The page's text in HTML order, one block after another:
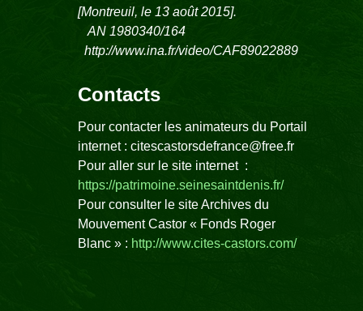
[Montreuil, le 13 août 2015].
AN 1980340/164
http://www.ina.fr/video/CAF89022889
Contacts
Pour contacter les animateurs du Portail
internet : citescastorsdefrance@free.fr
Pour aller sur le site internet :
https://patrimoine.seinesaintdenis.fr/
Pour consulter le site Archives du
Mouvement Castor « Fonds Roger
Blanc » : http://www.cites-castors.com/